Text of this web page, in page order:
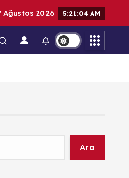
Ağustos 2026 5:21:05 AM
Ara